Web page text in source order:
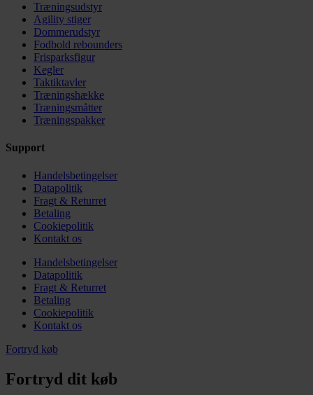
Træningsudstyr
Agility stiger
Dommerudstyr
Fodbold rebounders
Frisparksfigur
Kegler
Taktiktavler
Træningshække
Træningsmåtter
Træningspakker
Support
Handelsbetingelser
Datapolitik
Fragt & Returret
Betaling
Cookiepolitik
Kontakt os
Handelsbetingelser
Datapolitik
Fragt & Returret
Betaling
Cookiepolitik
Kontakt os
Fortryd køb
Fortryd dit køb